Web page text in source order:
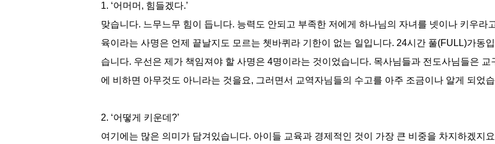
1. ‘어머머, 힘들겠다.’
맞습니다. 느무느무 힘이 듭니다. 능력도 안되고 부족한 저에게 하나님의 자녀를 넷이나 키우라
육이라는 사명은 언제 끝날지도 모르는 쳇바퀴라 기한이 없는 일입니다. 24시간 풀(FULL)가동
습니다. 우선은 제가 책임져야 할 사명은 4명이라는 것이었습니다. 목사님들과 전도사님들은
에 비하면 아무것도 아니라는 것을요, 그러면서 교역자님들의 수고를 아주 조금이나 알게 되었
2. ‘어떻게 키운데?’
여기에는 많은 의미가 담겨있습니다. 아이들 교육과 경제적인 것이 가장 큰 비중을 차지하겠지